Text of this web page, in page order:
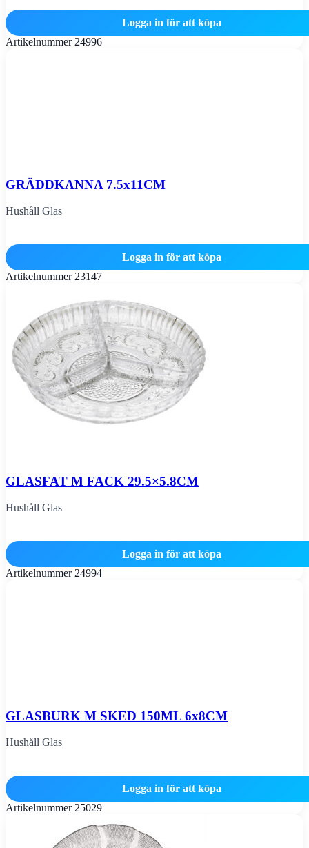
Logga in för att köpa
Artikelnummer 24996
GRÄDDKANNA 7.5x11CM
Hushåll Glas
Logga in för att köpa
Artikelnummer 23147
GLASFAT M FACK 29.5×5.8CM
Hushåll Glas
Logga in för att köpa
Artikelnummer 24994
GLASBURK M SKED 150ML 6x8CM
Hushåll Glas
Logga in för att köpa
Artikelnummer 25029